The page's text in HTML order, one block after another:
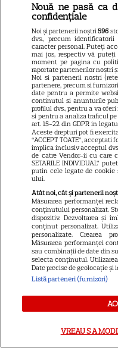
14
14
3
a
Nouă ne pasă ca
confidențiale
Noi și partenerii noștri596
dvs., precum
caracter personal. Puteți
mai jos, respectiv vă
moment pe pagina cu
raportate partenerilor noștri
Noi si partenerii nostri
partenere, precum si
date pentru a permite
continutul si anunturile
profilul dvs., pentru a va
si pentru a analiza traficul
art. 15-22 din GDPR in
Aceste drepturi pot fi
“ACCEPT TOATE”,
implica inclusiv acceptul
de catre Vendor-ii cu care
SETARILE INDIVIDUAL”
putin cele legate de
ului.
Atât noi, cât și partenerii
Măsurarea performanței
conținutului personalizat.
dispozitiv. Dezvoltarea și
conținut personalizat.
personalizate. Crearea
Măsurarea performanței
sau combinații de date din
selecta conținutul.
Date precise de geolocație
Listă parteneri (furnizori)
VREAU SA